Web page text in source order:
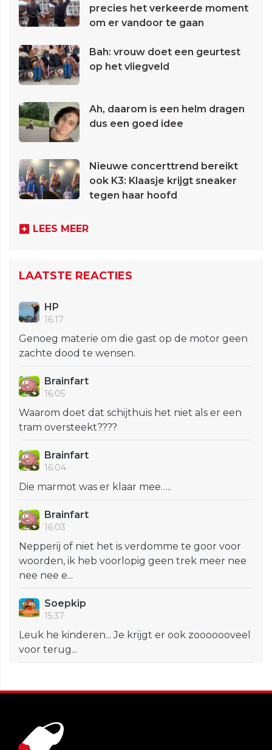
precies het verkeerde moment
om er vandoor te gaan
Bah: vrouw doet een geurtest
op het vliegveld
Ah, daarom is een helm dragen
dus een goed idee
Nieuwe concerttrend bereikt
ook K3: Klaasje krijgt sneaker
tegen haar hoofd
LEES MEER
LAATSTE REACTIES
HP
16:17
Genoeg materie om die gast op de motor geen
zachte dood te wensen.
Brainfart
16:05
Waarom doet dat schijthuis het niet als er een
tram oversteekt????
Brainfart
16:04
Die marmot was er klaar mee…..
Brainfart
16:03
Nepperij of niet het is verdomme te goor voor
woorden, ik heb voorlopig geen trek meer nee
nee nee e...
Soepkip
15:37
Leuk he kinderen... Je krijgt er ook zooooooveel
voor terug...